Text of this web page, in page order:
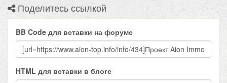
Поделитесь ссылкой
BB Code для вставки на форуме
HTML для вставки в блоге